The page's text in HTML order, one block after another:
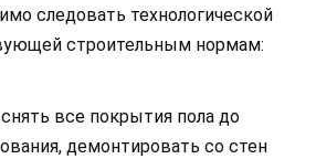
следовать технологической
строительным нормам:
все покрытия пола до
демонтировать со стен